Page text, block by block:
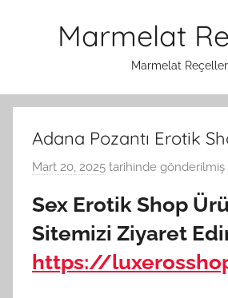
Marmelat
Marmelat Reçeller
Adana Pozantı Erotik
Mart 20, 2025 tarihinde gönderilmiş
Sex Erotik Shop
Sitemizi Ziyaret
https://